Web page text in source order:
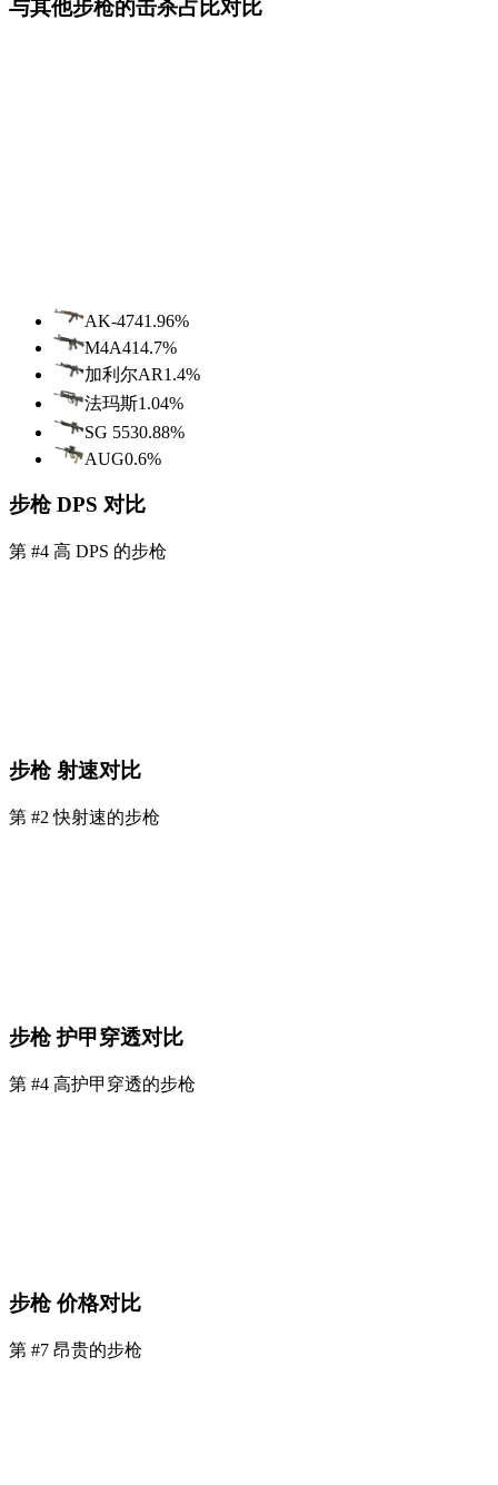
与其他步枪的击杀占比对比
AK-4741.96%
M4A414.7%
加利尔AR1.4%
法玛斯1.04%
SG 5530.88%
AUG0.6%
步枪 DPS 对比
第 #4 高 DPS 的步枪
步枪 射速对比
第 #2 快射速的步枪
步枪 护甲穿透对比
第 #4 高护甲穿透的步枪
步枪 价格对比
第 #7 昂贵的步枪